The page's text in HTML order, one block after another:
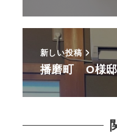
新しい投稿
播磨町 O様